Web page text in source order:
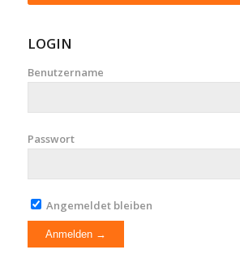
LOGIN
Benutzername
Passwort
Angemeldet bleiben